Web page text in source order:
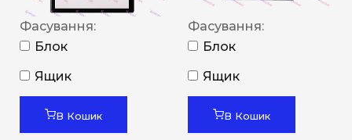
Фасування:
Блок
Ящик
В Кошик
Фасування:
Блок
Ящик
В Кошик